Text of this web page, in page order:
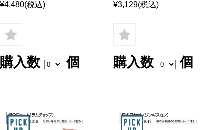
¥4,480(税込)
購入数 個
¥3,129(税込)
購入数 個